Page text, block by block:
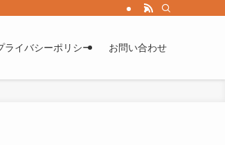
ライバシーポリシー お問い合わせ